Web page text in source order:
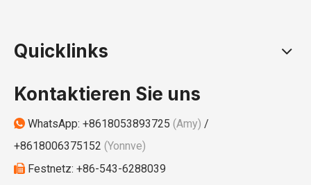
Quicklinks
Kontaktieren Sie uns
 WhatsApp: +8618053893725 (Amy) /
+8618006375152 (Yonnve)
 Festnetz: +86-543-6288039